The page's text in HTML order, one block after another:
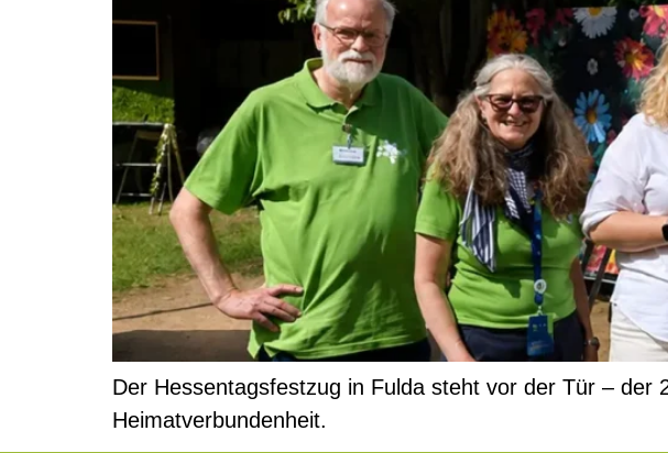
Der Hessentagsfestzug in Fulda steht vor der Tür – der
Heimatverbundenheit.